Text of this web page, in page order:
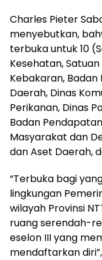
Charles Pieter
menyebutkan,
terbuka untuk 10
Kesehatan,
Kebakaran,
Daerah, Dinas
Perikanan, Dinas
Badan
Masyarakat dan
dan Aset Daerah,
“Terbuka bagi
lingkungan
wilayah Provinsi
ruang serendah-
eselon III yang
mendaftarkan